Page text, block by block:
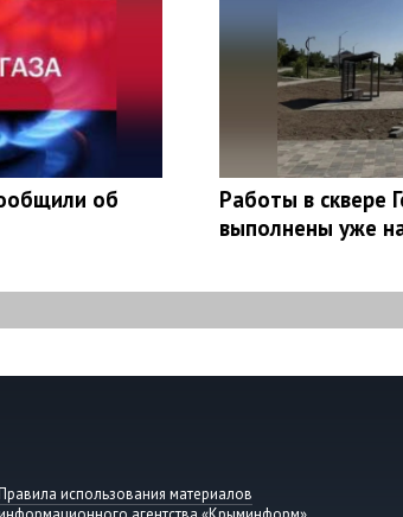
об
Работы в сквере
выполнены уже
использования материалов